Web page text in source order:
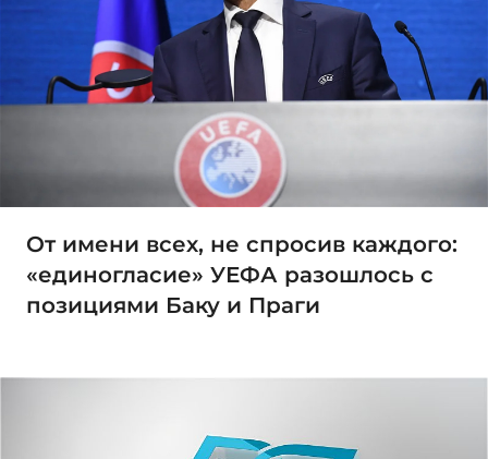
От имени всех, не спросив каждого:
«единогласие» УЕФА разошлось с
позициями Баку и Праги